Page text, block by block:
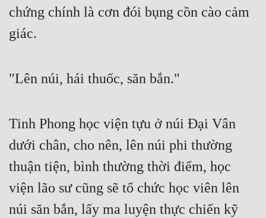
chứng chính là cơn đói bụng cồn cào cảm
giác.
"Lên núi, hái thuốc, săn bắn."
Tinh Phong học viện tựu ở núi Đại Vân
dưới chân, cho nên, lên núi phi thường
thuận tiện, bình thường thời điểm, học
viện lão sư cũng sẽ tổ chức học viên lên
núi săn bắn, lấy ma luyện thực chiến kỹ